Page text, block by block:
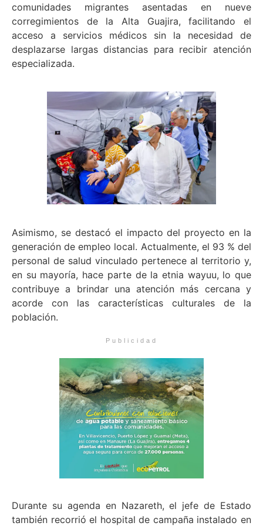
comunidades migrantes asentadas en nueve
corregimientos de la Alta Guajira, facilitando el
acceso a servicios médicos sin la necesidad de
desplazarse largas distancias para recibir atención
especializada.
Asimismo, se destacó el impacto del proyecto en la
generación de empleo local. Actualmente, el 93 % del
personal de salud vinculado pertenece al territorio y,
en su mayoría, hace parte de la etnia wayuu, lo que
contribuye a brindar una atención más cercana y
acorde con las características culturales de la
población.
Publicidad
Durante su agenda en Nazareth, el jefe de Estado
también recorrió el hospital de campaña instalado en